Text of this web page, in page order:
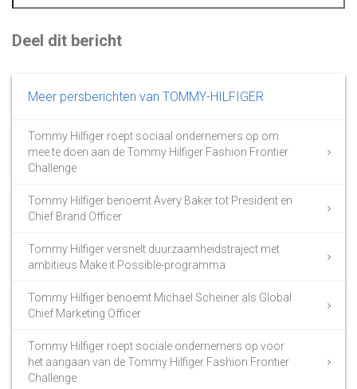
Deel dit bericht
Meer persberichten van TOMMY-HILFIGER
Tommy Hilfiger roept sociaal ondernemers op om
mee te doen aan de Tommy Hilfiger Fashion Frontier
Challenge
Tommy Hilfiger benoemt Avery Baker tot President en
Chief Brand Officer
Tommy Hilfiger versnelt duurzaamheidstraject met
ambitieus Make it Possible-programma
Tommy Hilfiger benoemt Michael Scheiner als Global
Chief Marketing Officer
Tommy Hilfiger roept sociale ondernemers op voor
het aangaan van de Tommy Hilfiger Fashion Frontier
Challenge